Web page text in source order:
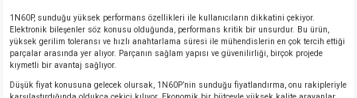
1N60P, sunduğu yüksek performans özellikleri ile kullanıcıların dikkatini çekiyor.
Elektronik bileşenler söz konusu olduğunda, performans kritik bir unsurdur. Bu ürün,
yüksek gerilim toleransı ve hızlı anahtarlama süresi ile mühendislerin en çok tercih ettiği
parçalar arasında yer alıyor. Parçanın sağlam yapısı ve güvenilirliği, birçok projede
kıymetli bir avantaj sağlıyor.
Düşük fiyat konusuna gelecek olursak, 1N60P’nin sunduğu fiyatlandırma, onu rakipleriyle